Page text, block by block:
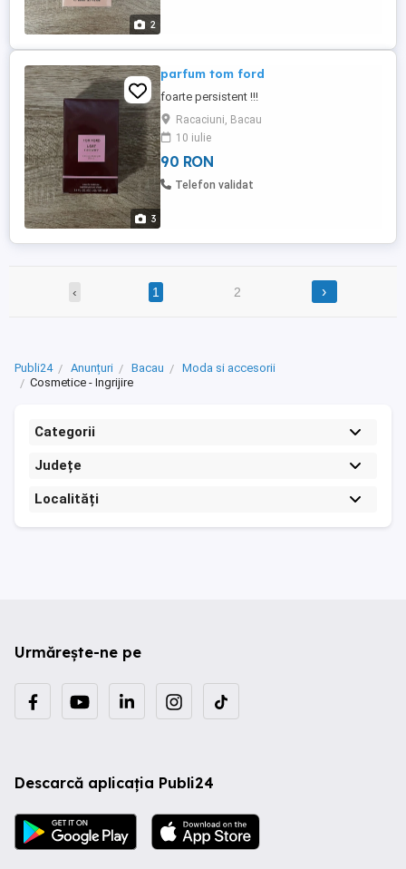
2
3
parfum tom ford
foarte persistent !!!
Racaciuni, Bacau
10 iulie
90 RON
Telefon validat
‹ 1 2 ›
Publi24 Anunțuri Bacau
Moda si accesorii
Cosmetice - Ingrijire
Categorii
Județe
Localități
Urmărește-ne pe
Descarcă aplicația Publi24